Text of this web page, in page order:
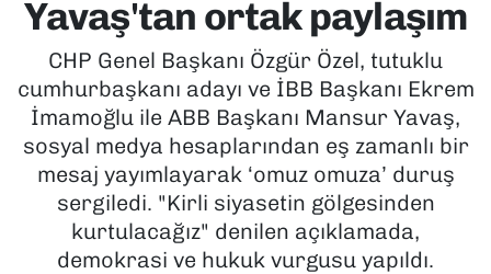
Yavaş'tan ortak paylaşım
CHP Genel Başkanı Özgür Özel, tutuklu
cumhurbaşkanı adayı ve İBB Başkanı Ekrem
İmamoğlu ile ABB Başkanı Mansur Yavaş,
sosyal medya hesaplarından eş zamanlı bir
mesaj yayımlayarak ‘omuz omuza’ duruş
sergiledi. "Kirli siyasetin gölgesinden
kurtulacağız" denilen açıklamada,
demokrasi ve hukuk vurgusu yapıldı.
KÜLTÜR SANAT
MAGAZİN
POLİTİKA
SAĞLIK
Son Dakika Haberleri
Haber Arşivi